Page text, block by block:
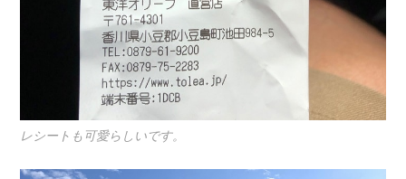
レシートも可愛らしいです。